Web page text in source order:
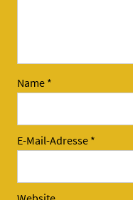
Name *
E-Mail-Adresse *